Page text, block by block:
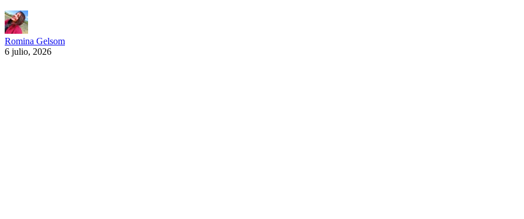
Romina Gelsom
6 julio, 2026